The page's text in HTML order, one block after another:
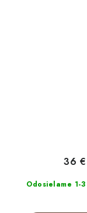
Odosielame 1-
36 €